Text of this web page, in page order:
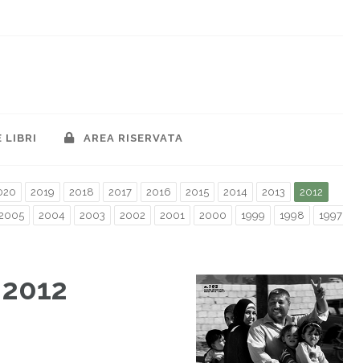
LIBRI AREA RISERVATA
2019 2018 2017 2016 2015 2014 2013
2012
2004 2003 2002 2001 2000 1999 1998
1997